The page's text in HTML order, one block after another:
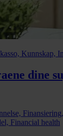
Kunnskap,
dine
Financial health